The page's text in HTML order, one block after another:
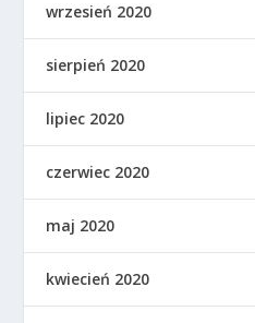
wrzesień 2020
sierpień 2020
lipiec 2020
czerwiec 2020
maj 2020
kwiecień 2020